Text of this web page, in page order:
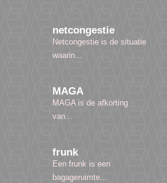
netcongestie
Netcongestie is de situatie
waarin...
MAGA
MAGA is de afkorting
van...
frunk
Een frunk is een
bagageruimte...